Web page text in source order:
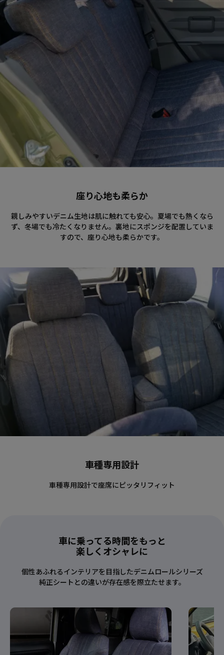
座り心地も柔らか
親しみやすいデニム生地は肌に触れても安心。夏場でも熱くなら
ず、冬場でも冷たくなりません。裏地にスポンジを配置していま
すので、座り心地も柔らかです。
車種専用設計
車種専用設計で座席にピッタリフィット
車に乗ってる時間をもっと
楽しくオシャレに
個性あふれるインテリアを目指したデニムロールシリーズ
純正シートとの違いが存在感を際立たせます。